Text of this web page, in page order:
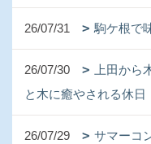
26/07/31 駒ケ根で
26/07/30
上田から
と木に癒やされる休日
26/07/29 サマーコ